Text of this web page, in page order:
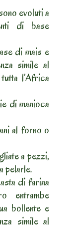
evoluti a
di base
di mais e
simile al
l’Africa
di manioca
al forno o
a pezzi,
pelarle.
di farina
entrambe
bollente e
simile al